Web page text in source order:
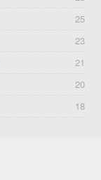
25
23
21
20
18